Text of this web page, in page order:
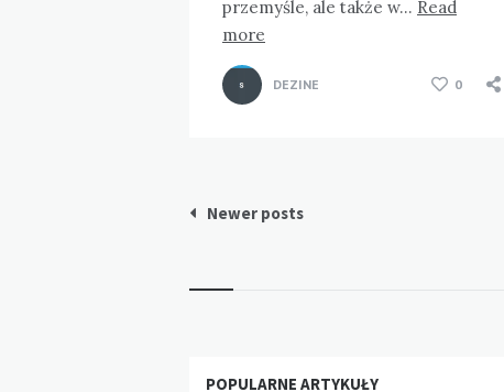
przemyśle, ale także w… Read
more
DEZINE 0
Stronicowanie
Newer posts
Widgets
POPULARNE ARTYKUŁY